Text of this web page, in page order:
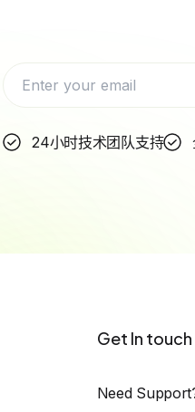
24小时技术团队支持
Get In touch
Need